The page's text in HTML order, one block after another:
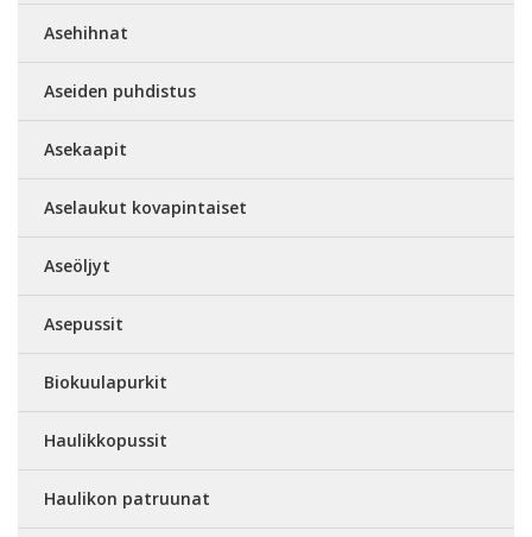
Asehihnat
Aseiden puhdistus
Asekaapit
Aselaukut kovapintaiset
Aseöljyt
Asepussit
Biokuulapurkit
Haulikkopussit
Haulikon patruunat